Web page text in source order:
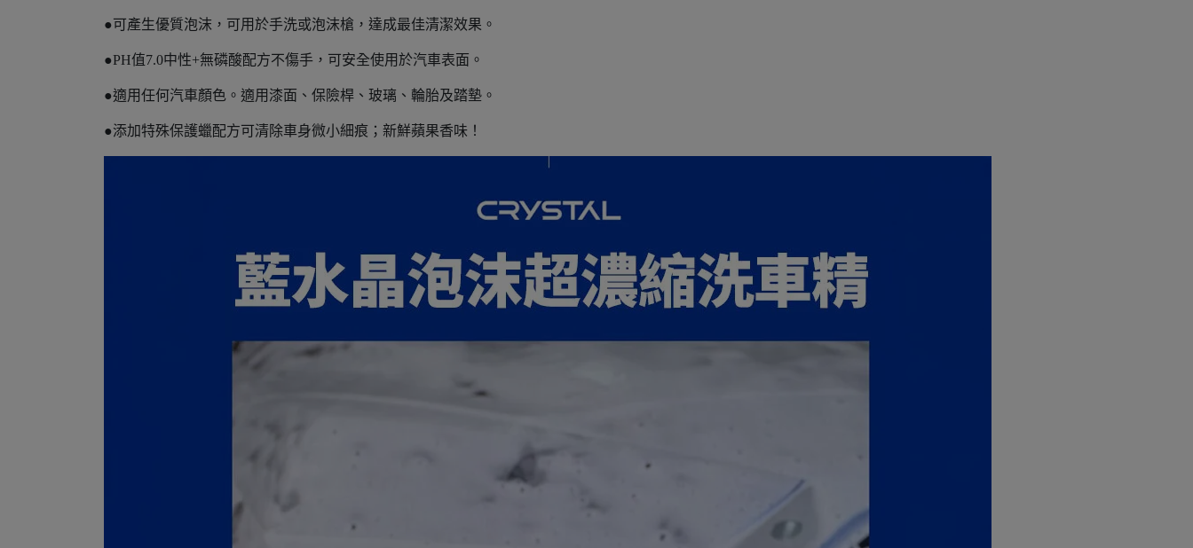
●可產生優質泡沫，可用於手洗或泡沫槍，達成最佳清潔效果。
●PH值7.0中性+無磷酸配方不傷手，可安全使用於汽車表面。
●適用任何汽車顏色。適用漆面、保險桿、玻璃、輪胎及踏墊。
●添加特殊保護蠟配方可清除車身微小細痕；新鮮蘋果香味！